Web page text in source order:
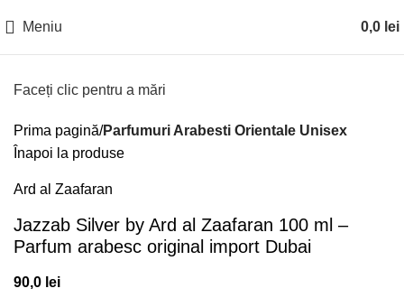
Meniu 0,0 lei
Faceți clic pentru a mări
Prima pagină Parfumuri Arabesti Orientale Unisex
Înapoi la produse
Ard al Zaafaran
Jazzab Silver by Ard al Zaafaran 100 ml –
Parfum arabesc original import Dubai
90,0 lei